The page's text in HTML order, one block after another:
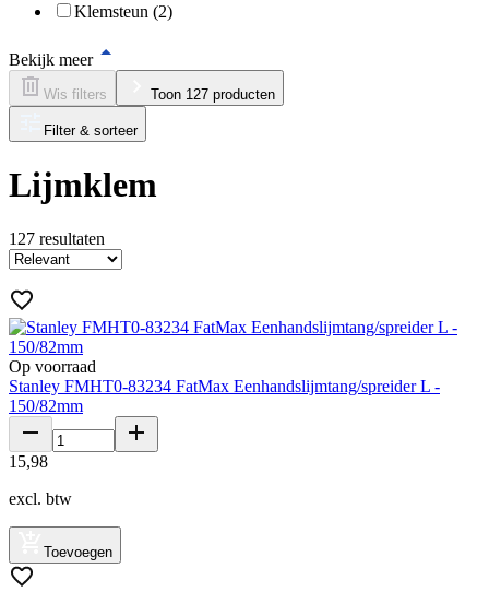
Klemsteun (2)
Bekijk meer
Wis filters Toon 127 producten
Filter & sorteer
Lijmklem
127 resultaten
Op voorraad
Stanley FMHT0-83234 FatMax Eenhandslijmtang/spreider L -
150/82mm
15,98
excl. btw
Toevoegen